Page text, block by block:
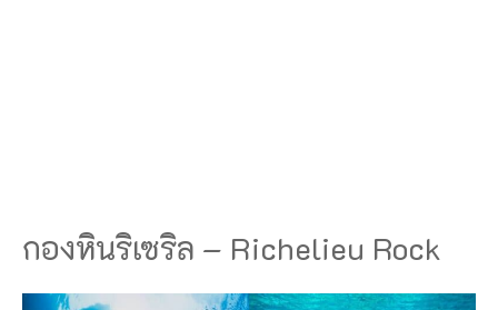
กองหินริเซริล – Richelieu Rock